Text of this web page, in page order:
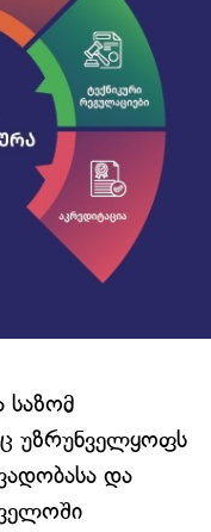
საზომ
უზრუნველყოფს
და